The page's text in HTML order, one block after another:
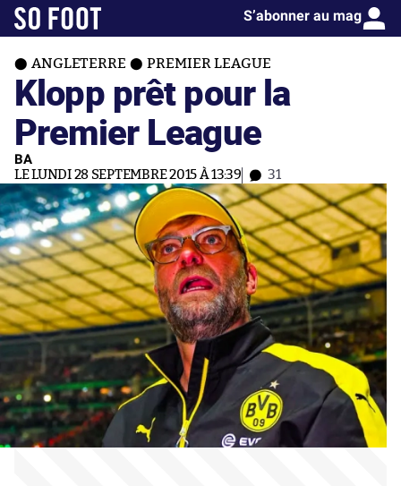
S’abonner au mag
ANGLETERRE PREMIER LEAGUE
Klopp prêt pour la
Premier League
BA
LE LUNDI 28 SEPTEMBRE 2015 À 13:39 31